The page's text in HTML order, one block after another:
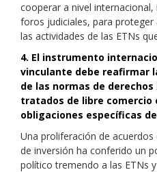
cooperar a nivel
foros judiciales, para
las actividades de las ETNs
4. El instrumento
vinculante debe reafirmar
de las normas de
tratados de libre comercio
obligaciones específicas
Una proliferación de
de inversión ha conferido un
político tremendo a las ETNs